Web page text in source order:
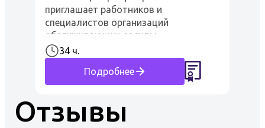
приглашает работников и
специалистов организаций
обслуживающих сосуды,
функционирующих под
избыточным давлением пройти
обучение по программе
повышения квалификации. На
34 ч.
Подробнее
Отзывы